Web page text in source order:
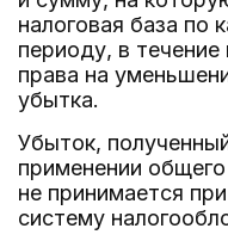
налоговая база по
периоду, в течение
права на
убытка.
Убыток,
применении
не принимается
систему